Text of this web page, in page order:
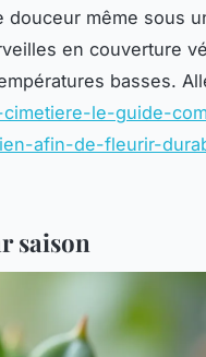
même sous
en couverture
basses.
le-guide-
afin-de-fleurir-
saison